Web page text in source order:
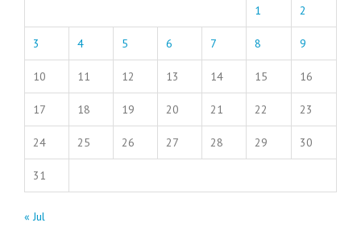
1 2
3 4 5 6 7 8 9
10 11 12 13 14 15 16
17 18 19 20 21 22 23
24 25 26 27 28 29 30
31
« Jul